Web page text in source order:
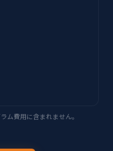
ム費用に含まれません。